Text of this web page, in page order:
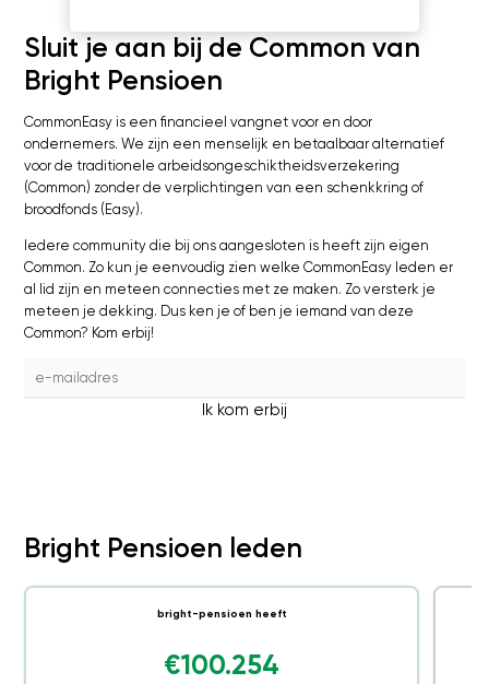
Sluit je aan bij de Common van
Bright Pensioen
CommonEasy is een financieel vangnet voor en door
ondernemers. We zijn een menselijk en betaalbaar alternatief
voor de traditionele arbeidsongeschiktheidsverzekering
(Common) zonder de verplichtingen van een schenkkring of
broodfonds (Easy).
Iedere community die bij ons aangesloten is heeft zijn eigen
Common. Zo kun je eenvoudig zien welke CommonEasy leden er
al lid zijn en meteen connecties met ze maken. Zo versterk je
meteen je dekking. Dus ken je of ben je iemand van deze
Common? Kom erbij!
Ik kom erbij
Bright Pensioen leden
bright-pensioen heeft
€100.254